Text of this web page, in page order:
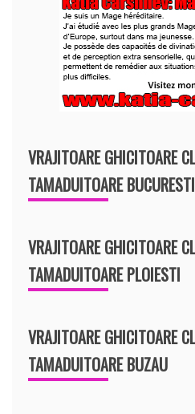
VRAJITOARE GHICITOARE
TAMADUITOARE BUCURESTI
VRAJITOARE GHICITOARE
TAMADUITOARE PLOIESTI
VRAJITOARE GHICITOARE
TAMADUITOARE BUZAU